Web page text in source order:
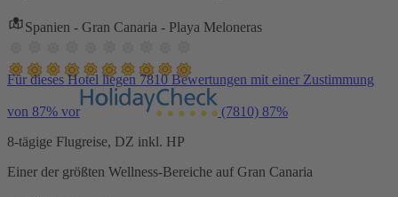
Spanien - Gran Canaria - Playa Meloneras
Für dieses Hotel liegen 7810 Bewertungen mit einer Zustimmung
von 87% vor (7810) 87%
8-tägige Flugreise, DZ inkl. HP
Einer der größten Wellness-Bereiche auf Gran Canaria